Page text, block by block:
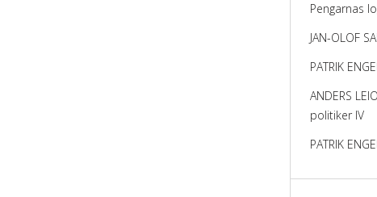
Pengarnas
JAN-OLOF
PATRIK
ANDERS
politiker IV
PATRIK